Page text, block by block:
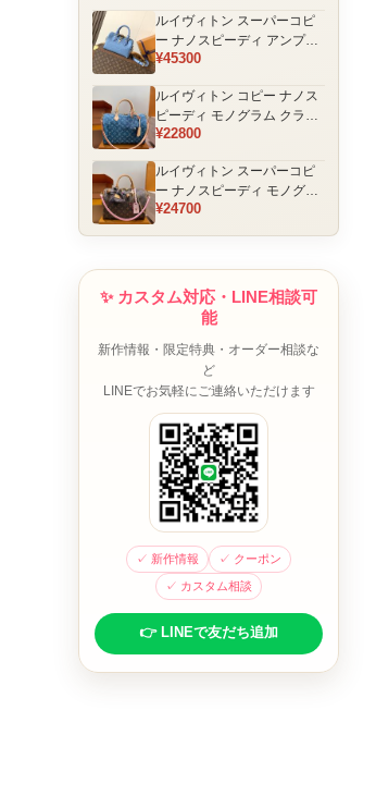
ルイヴィトン スーパーコピ
ー ナノスピーディ アンプラ
ントレザー ミニボストンバ
すめ
¥45300
ルイヴィトン コピー ナノス
ピーディ モノグラム クラシ
ックデザイン ミニボストン
¥22800
ルイヴィトン スーパーコピ
ー ナノスピーディ モノグラ
ム チャーム装飾 ミニボスト
¥24700
✨ カスタム対応・LINE相談可
能
新作情報・限定特典・オーダー相談な
ど
LINEでお気軽にご連絡いただけます
✓ 新作情報 ✓ クーポン
✓ カスタム相談
👉 LINEで友だち追加